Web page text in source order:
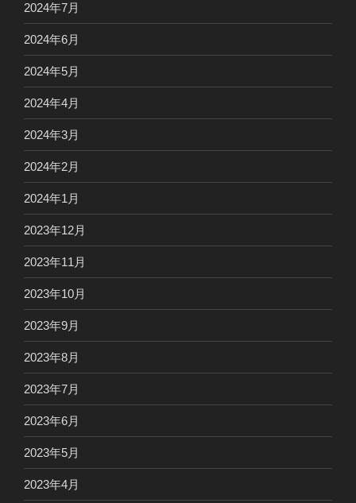
2024年7月
2024年6月
2024年5月
2024年4月
2024年3月
2024年2月
2024年1月
2023年12月
2023年11月
2023年10月
2023年9月
2023年8月
2023年7月
2023年6月
2023年5月
2023年4月